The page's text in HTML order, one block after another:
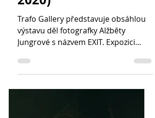
Alžběta Jungrová:
EXIT (24. 1. - 1. 3.
2020)
Trafo Gallery představuje obsáhlou
výstavu děl fotografky Alžběty
Jungrové s názvem EXIT. Expozici